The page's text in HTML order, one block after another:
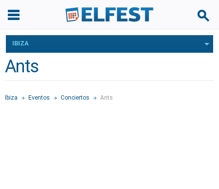
IBIZA
Ants
Ibiza Eventos Conciertos Ants